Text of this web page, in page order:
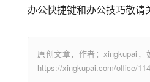
办公快捷键和办公技巧敬请
原创文章，作者：xingkupai，
https://xingkupai.com/office/